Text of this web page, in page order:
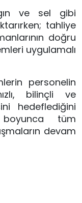
ve sel gibi
tahliye
doğru
uygulamalı
personelin
bilinçli ve
hedeflediğini
tüm
devam